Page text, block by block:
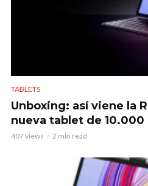
TABLETS
Unboxing: así viene la
nueva tablet de
407 views 2 min read